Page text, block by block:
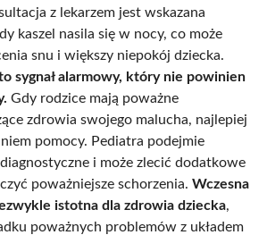
z lekarzem jest wskazana
kaszel nasila się w nocy, co może
snu i większy niepokój dziecka.
sygnał alarmowy, który nie powinien
Gdy rodzice mają poważne
zdrowia swojego malucha, najlepiej
pomocy. Pediatra podejmie
i może zlecić dodatkowe
poważniejsze schorzenia. Wczesna
istotna dla zdrowia dziecka,
poważnych problemów z układem